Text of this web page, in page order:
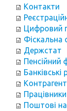
Контакти
Цифровий
Фіскальна
Держстат
Пенсійний
Банківські
Працівники
Поштові